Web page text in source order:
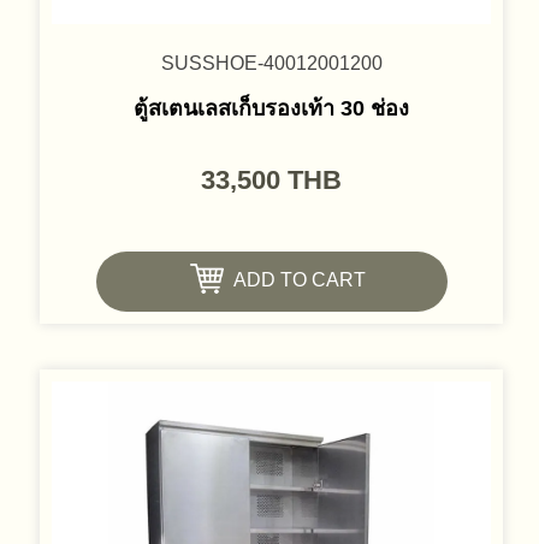
SUSSHOE-40012001200
ตู้สเตนเลสเก็บรองเท้า 30 ช่อง
33,500 THB
ADD TO CART